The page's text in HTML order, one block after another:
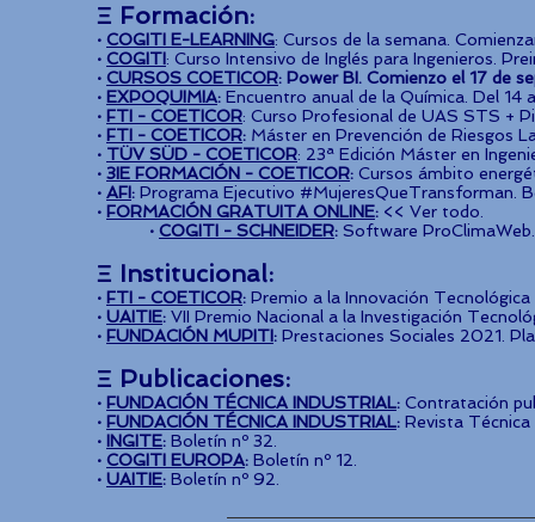
Ξ Formación:
· COGITI E-LEARNING: Cursos de la semana.
· COGITI: Curso Intensivo de Inglés para Ingenieros.
· CURSOS COETICOR: Power BI. Comienzo el 17 de
· EXPOQUIMIA: Encuentro anual de la Química. Del 14
· FTI - COETICOR: Curso Profesional de UAS STS +
· FTI - COETICOR: Máster en Prevención de Riesgos
· TÜV SÜD - COETICOR: 23ª Edición Máster en
· 3IE FORMACIÓN - COETICOR: Cursos ámbito
· AFI: Programa Ejecutivo #MujeresQueTransforman.
· FORMACIÓN GRATUITA ONLINE: << Ver todo.
· COGITI - SCHNEIDER: Software
Ξ Institucional:
​· FTI - COETICOR: Premio a la Innovación
​· UAITIE: VII Premio Nacional a la Investigación
​· FUNDACIÓN MUPITI: Prestaciones Sociales 2021.
Ξ Publicaciones:
· FUNDACIÓN TÉCNICA INDUSTRIAL: Contratación
· FUNDACIÓN TÉCNICA INDUSTRIAL: Revista Técnica
​· INGITE: Boletín nº 32.
​· COGITI EUROPA: Boletín nº 12.
​· UAITIE: Boletín nº 92.